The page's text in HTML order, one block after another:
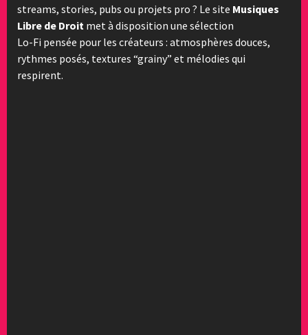
streams, stories, pubs ou projets pro ? Le site Musiques
Libre de Droit met à disposition une sélection
Lo-Fi pensée pour les créateurs : atmosphères douces,
rythmes posés, textures “grainy” et mélodies qui
respirent.